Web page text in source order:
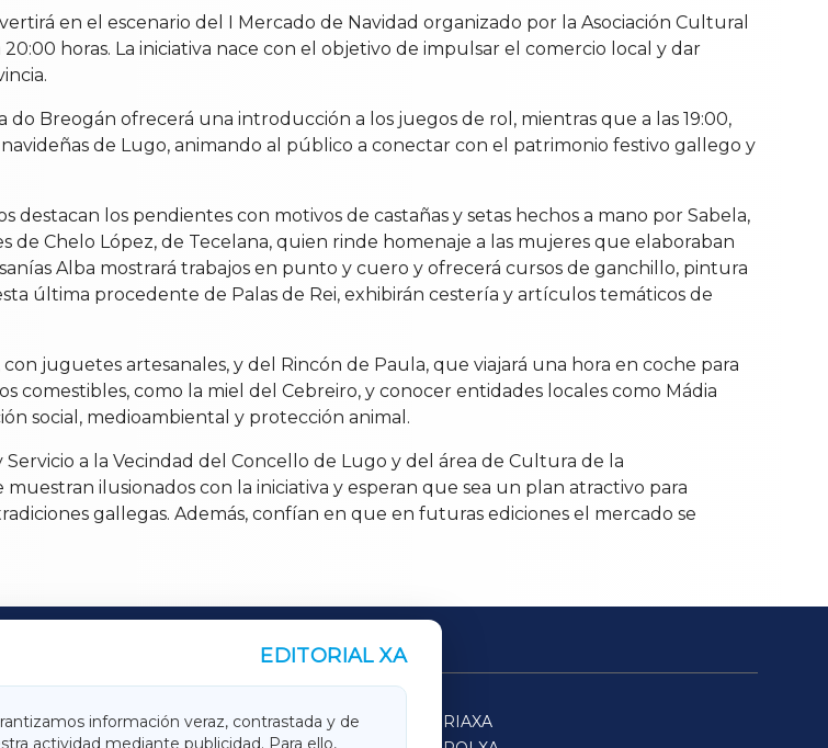
en el escenario del I Mercado de Navidad organizado por la Asociación Cultural
horas. La iniciativa nace con el objetivo de impulsar el comercio local y dar
do Breogán ofrecerá una introducción a los juegos de rol, mientras que a las 19:00,
de Lugo, animando al público a conectar con el patrimonio festivo gallego y
los pendientes con motivos de castañas y setas hechos a mano por Sabela,
de Chelo López, de Tecelana, quien rinde homenaje a las mujeres que elaboraban
Alba mostrará trabajos en punto y cuero y ofrecerá cursos de ganchillo, pintura
última procedente de Palas de Rei, exhibirán cestería y artículos temáticos de
juguetes artesanales, y del Rincón de Paula, que viajará una hora en coche para
comestibles, como la miel del Cebreiro, y conocer entidades locales como Mádia
social, medioambiental y protección animal.
a la Vecindad del Concello de Lugo y del área de Cultura de la
ilusionados con la iniciativa y esperan que sea un plan atractivo para
gallegas. Además, confían en que en futuras ediciones el mercado se
EDITORIAL XA
información veraz, contrastada y de
actividad mediante publicidad. Para ello,
TERRACHAXA
SARRIAXA